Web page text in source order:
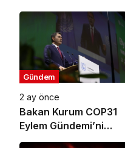
ABD’nin Ürdün’deki
Askeri Üssünü Vurdu
Gündem
2 ay önce
Bakan Kurum COP31
Eylem Gündemi’ni
Açıkladı: Küresel İklim